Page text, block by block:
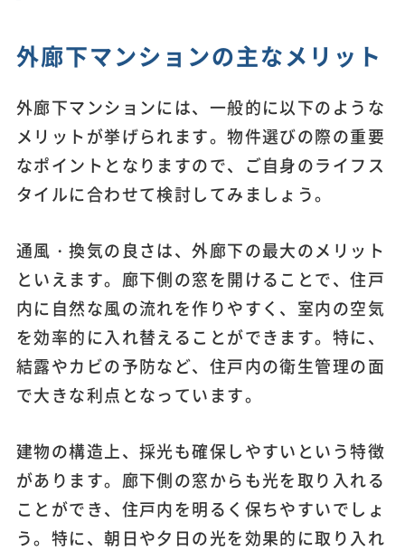
外廊下マンションの主なメリット
外廊下マンションには、一般的に以下のような
メリットが挙げられます。物件選びの際の重要
なポイントとなりますので、ご自身のライフス
タイルに合わせて検討してみましょう。
通風・換気の良さは、外廊下の最大のメリット
といえます。廊下側の窓を開けることで、住戸
内に自然な風の流れを作りやすく、室内の空気
を効率的に入れ替えることができます。特に、
結露やカビの予防など、住戸内の衛生管理の面
で大きな利点となっています。
建物の構造上、採光も確保しやすいという特徴
があります。廊下側の窓からも光を取り入れる
ことができ、住戸内を明るく保ちやすいでしょ
う。特に、朝日や夕日の光を効果的に取り入れ